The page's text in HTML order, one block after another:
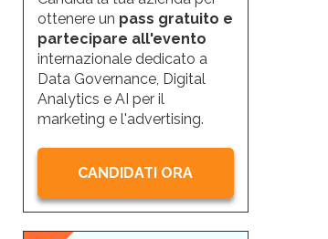
ottenere un pass gratuito e
partecipare all'evento
internazionale dedicato a
Data Governance, Digital
Analytics e AI per il
marketing e l'advertising.
CANDIDATI ORA